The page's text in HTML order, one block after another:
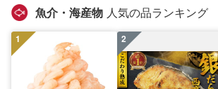
魚介・海産物 人気の品ランキング
1 2